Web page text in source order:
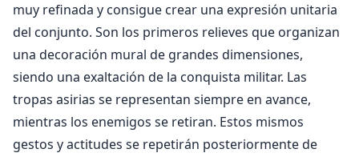
muy refinada y consigue crear una expresión unitaria
del conjunto. Son los primeros relieves que organizan
una decoración mural de grandes dimensiones,
siendo una exaltación de la conquista militar. Las
tropas asirias se representan siempre en avance,
mientras los enemigos se retiran. Estos mismos
gestos y actitudes se repetirán posteriormente de